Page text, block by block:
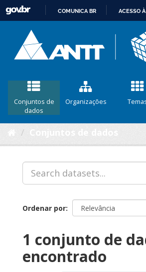
CONTEÚDO
COMUNICA BR ACESSO
Conjuntos de
dados
Organizações
Ordenar por
1 conjunto de
encontrado